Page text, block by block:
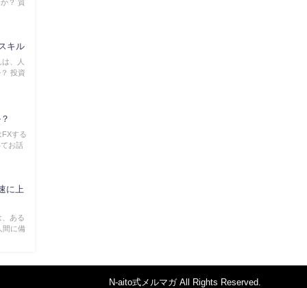
？ 質
キル
、人
投資
FXする
お話
に上
、ある
間に備
N-aito式メルマガ All Rights Reserved.